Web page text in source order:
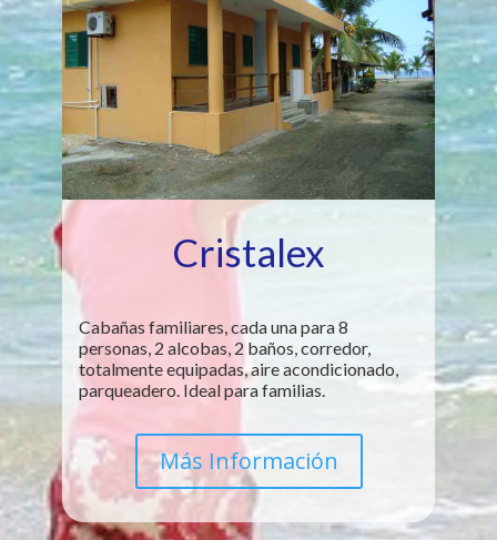
Cristalex
Cabañas familiares, cada una para 8
personas, 2 alcobas, 2 baños, corredor,
totalmente equipadas, aire acondicionado,
parqueadero. Ideal para familias.
Más Información